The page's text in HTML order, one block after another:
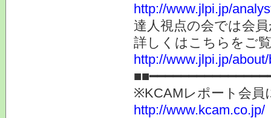
http://www.jlpi.jp/
達人視点の会では会
詳しくはこちらをご
http://www.jlpi.jp/
※KCAMレポート会員
http://www.kcam.co.jp/